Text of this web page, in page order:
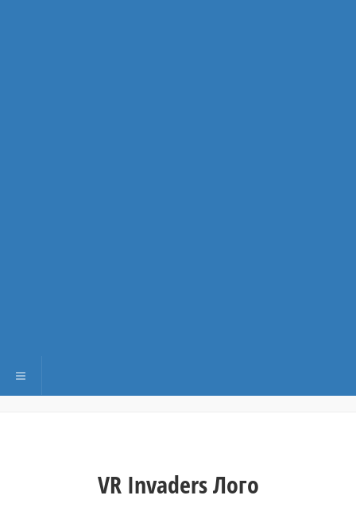
Переключить навигацию
VR Invaders Лого